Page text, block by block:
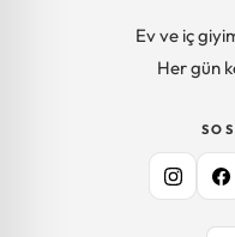
Ev ve iç
Her gün